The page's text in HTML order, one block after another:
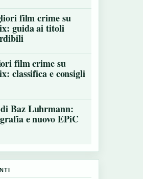
film crime su
guida ai titoli
film crime su
classifica e consigli
Baz Luhrmann:
e nuovo EPiC